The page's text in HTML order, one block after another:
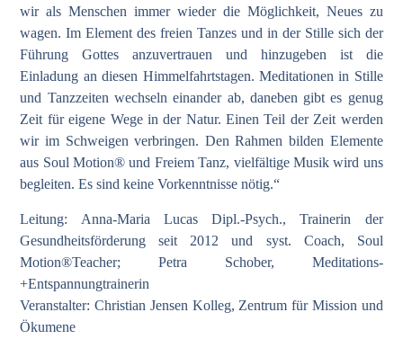
wir als Menschen immer wieder die Möglichkeit, Neues zu
wagen. Im Element des freien Tanzes und in der Stille sich der
Führung Gottes anzuvertrauen und hinzugeben ist die
Einladung an diesen Himmelfahrtstagen. Meditationen in Stille
und Tanzzeiten wechseln einander ab, daneben gibt es genug
Zeit für eigene Wege in der Natur. Einen Teil der Zeit werden
wir im Schweigen verbringen. Den Rahmen bilden Elemente
aus Soul Motion® und Freiem Tanz, vielfältige Musik wird uns
begleiten. Es sind keine Vorkenntnisse nötig.“
Leitung: Anna-Maria Lucas Dipl.-Psych., Trainerin der
Gesundheitsförderung seit 2012 und syst. Coach, Soul
Motion®Teacher; Petra Schober, Meditations-
+Entspannungtrainerin
Veranstalter: Christian Jensen Kolleg, Zentrum für Mission und
Ökumene